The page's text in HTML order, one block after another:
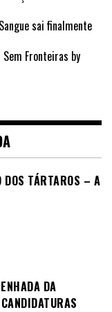
sai finalmente
Fronteiras by
DOS TÁRTAROS – A
DA